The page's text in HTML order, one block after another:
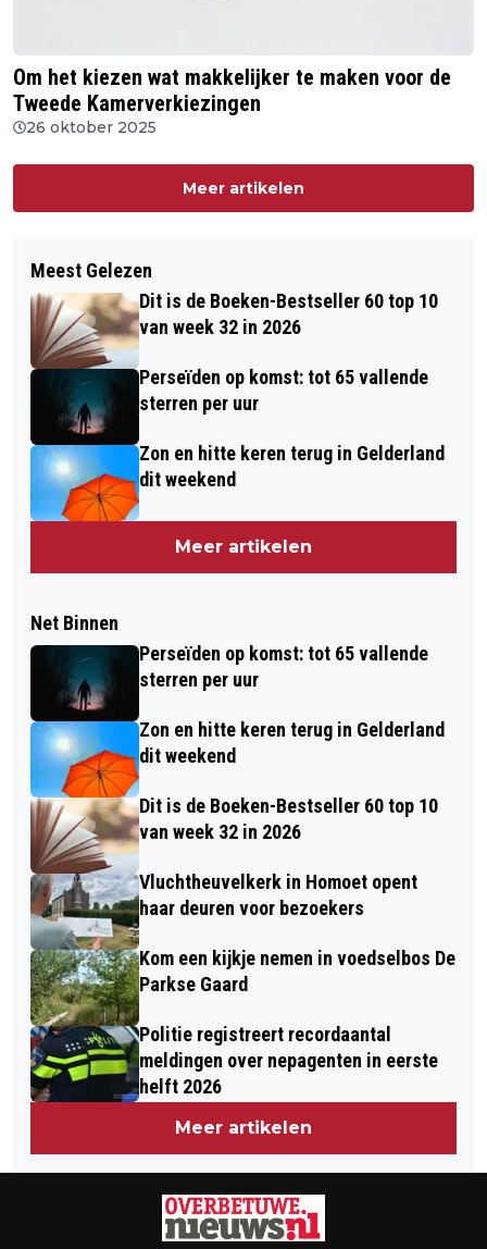
Om het kiezen wat makkelijker te maken voor de
Tweede Kamerverkiezingen
26 oktober 2025
Meer artikelen
Meest Gelezen
Dit is de Boeken-Bestseller 60 top 10
van week 32 in 2026
Perseïden op komst: tot 65 vallende
sterren per uur
Zon en hitte keren terug in Gelderland
dit weekend
Meer artikelen
Net Binnen
Perseïden op komst: tot 65 vallende
sterren per uur
Zon en hitte keren terug in Gelderland
dit weekend
Dit is de Boeken-Bestseller 60 top 10
van week 32 in 2026
Vluchtheuvelkerk in Homoet opent
haar deuren voor bezoekers
Kom een kijkje nemen in voedselbos De
Parkse Gaard
Politie registreert recordaantal
meldingen over nepagenten in eerste
helft 2026
Meer artikelen